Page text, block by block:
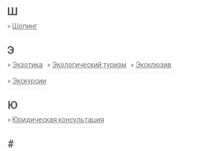
Ш
» Шопинг
Э
» Экзотика » Экологический туризм » Эксклюзив
» Экскурсии
Ю
» Юридическая консультация
#